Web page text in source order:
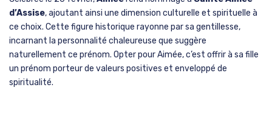
d’Assise, ajoutant ainsi une dimension culturelle et spirituelle à
ce choix. Cette figure historique rayonne par sa gentillesse,
incarnant la personnalité chaleureuse que suggère
naturellement ce prénom. Opter pour Aimée, c’est offrir à sa fille
un prénom porteur de valeurs positives et enveloppé de
spiritualité.